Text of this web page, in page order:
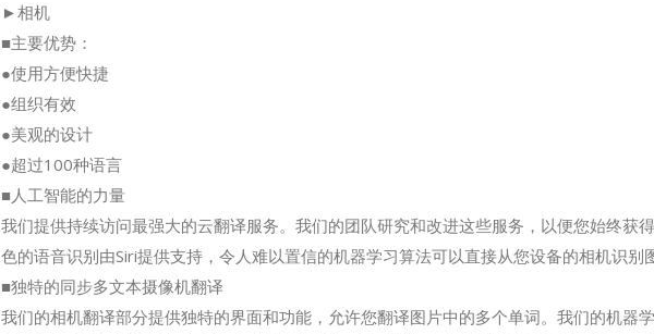
►相机
■主要优势：
●使用方便快捷
●组织有效
●美观的设计
●超过100种语言
■人工智能的力量
我们提供持续访问最强大的云翻译服务。我们的团队研究和改进这些服务，以便您始终获
色的语音识别由Siri提供支持，令人难以置信的机器学习算法可以直接从您设备的相机识别
■独特的同步多文本摄像机翻译
我们的相机翻译部分提供独特的界面和功能，允许您翻译图片中的多个单词。我们的机器